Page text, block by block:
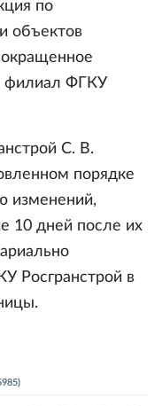
по
объектов
филиал ФГКУ
С. В.
порядке
изменений,
10 дней после их
Росгранстрой в